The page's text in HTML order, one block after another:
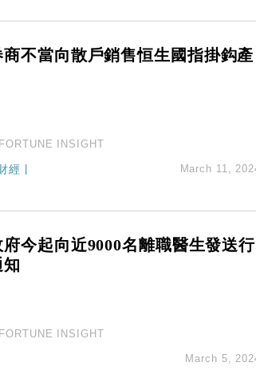
不當向散戶銷售恒生國指掛鈎產
INSIGHT
經 | March 11,
府今起向近9000名離職醫生發送行
INSIGHT
March 5,